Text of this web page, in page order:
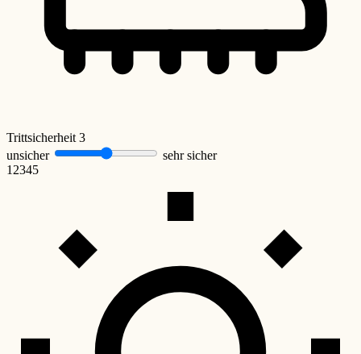
Trittsicherheit 3
unsicher
sehr sicher
1 2345